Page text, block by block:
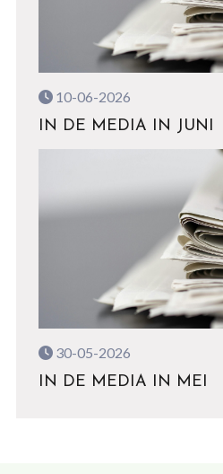
10-06-2026
IN DE MEDIA IN JUNI
30-05-2026
IN DE MEDIA IN MEI